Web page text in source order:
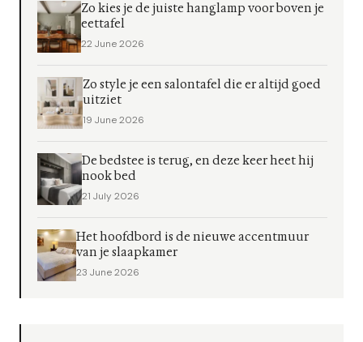
Zo kies je de juiste hanglamp voor boven je
eettafel
22 June 2026
Zo style je een salontafel die er altijd goed
uitziet
19 June 2026
De bedstee is terug, en deze keer heet hij
nook bed
21 July 2026
Het hoofdbord is de nieuwe accentmuur
van je slaapkamer
23 June 2026